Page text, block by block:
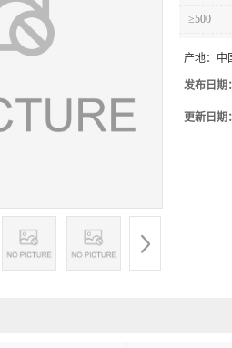
≥500
产地： 中
发布日期
更新日期